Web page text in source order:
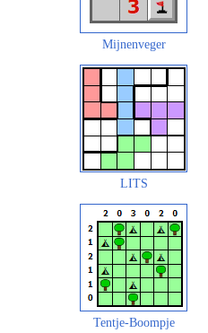
Mijnenveger
LITS
Tentje-Boompje